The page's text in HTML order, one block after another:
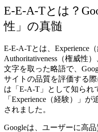
E-E-A-Tとは？
性」の真髄
E-E-A-Tとは、Experience
Authoritativeness（権威性
文字を取った略語で、
サイトの品質を評価する
は「E-A-T」として知られ
「Experience（経験）」
されました。
Googleは、ユーザーに高